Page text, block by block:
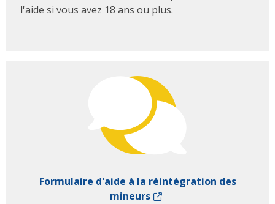
l'aide si vous avez 18 ans ou plus.
Formulaire d'aide à la réintégration des
mineurs